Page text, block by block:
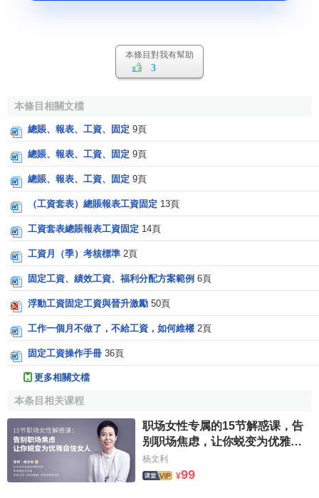
本條目對我有幫助
3
本條目相關文檔
總賬、報表、工資、固定 9頁
總賬、報表、工資、固定 9頁
總賬、報表、工資、固定 9頁
（工資套表）總賬報表工資固定 13頁
工資套表總賬報表工資固定 14頁
工資月（季）考核標準 2頁
固定工資、績效工資、福利分配方案範例 6頁
浮動工資固定工資與晉升激勵 50頁
工作一個月不做了，不給工資，如何維權 2頁
固定工資操作手冊 36頁
更多相關文檔
本条目相关课程
职场女性专属的15节解惑课，告
别职场焦虑，让你蜕变为优雅自
信女人！
杨文利
¥99